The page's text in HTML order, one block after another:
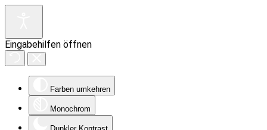
Eingabehilfen öffnen
Farben umkehren
Monochrom